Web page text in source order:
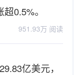
0.5%。
951.93万 阅读
亿美元，